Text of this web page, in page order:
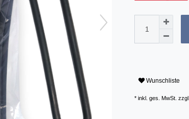
Wunschliste
* inkl. ges. MwSt. zzgl.